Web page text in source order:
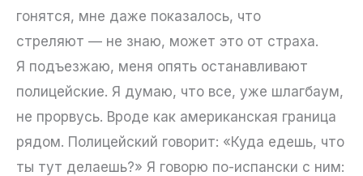
гонятся, мне даже показалось, что
стреляют — не знаю, может это от страха.
Я подъезжаю, меня опять останавливают
полицейские. Я думаю, что все, уже шлагбаум,
не прорвусь. Вроде как американская граница
рядом. Полицейский говорит: «Куда едешь, что
ты тут делаешь?» Я говорю по-испански с ним: